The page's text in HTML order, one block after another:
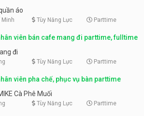
áo
Minh Tùy Năng Lực Parttime
viên bán cafe mang đi parttime, fulltime
đi
Tùy Năng Lực Parttime
viên pha chế, phục vụ bàn parttime
Cà Phê Muối
Tùy Năng Lực Parttime